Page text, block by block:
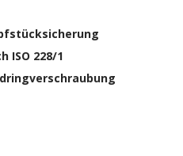
ISO 228/1